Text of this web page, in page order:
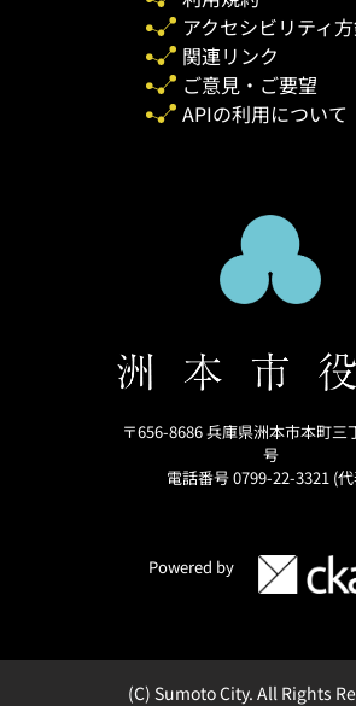
アクセシビリティ
関連リンク
ご意見・ご要望
APIの利用について
〒656-8686 兵庫県洲本市本町三
号
電話番号 0799-22-3321 (
Powered by
(C) Sumoto City. All Rights